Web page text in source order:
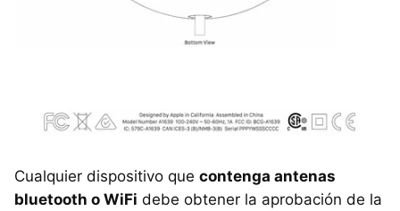
Cualquier dispositivo que contenga antenas
bluetooth o WiFi debe obtener la aprobación de la